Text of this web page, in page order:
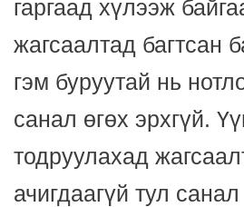
гаргаад хүлээж
жагсаалтад багтсан
гэм буруутай нь
санал өгөх эрхгүй.
тодруулахад
ачигдаагүй тул